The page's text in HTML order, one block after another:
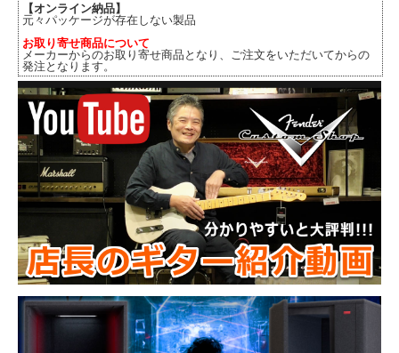
【オンライン納品】
元々パッケージが存在しない製品
お取り寄せ商品について
メーカーからのお取り寄せ商品となり、ご注文をいただいてからの
発注となります。